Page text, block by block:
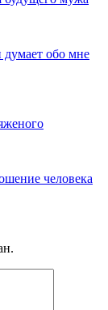
думает обо мне
человека